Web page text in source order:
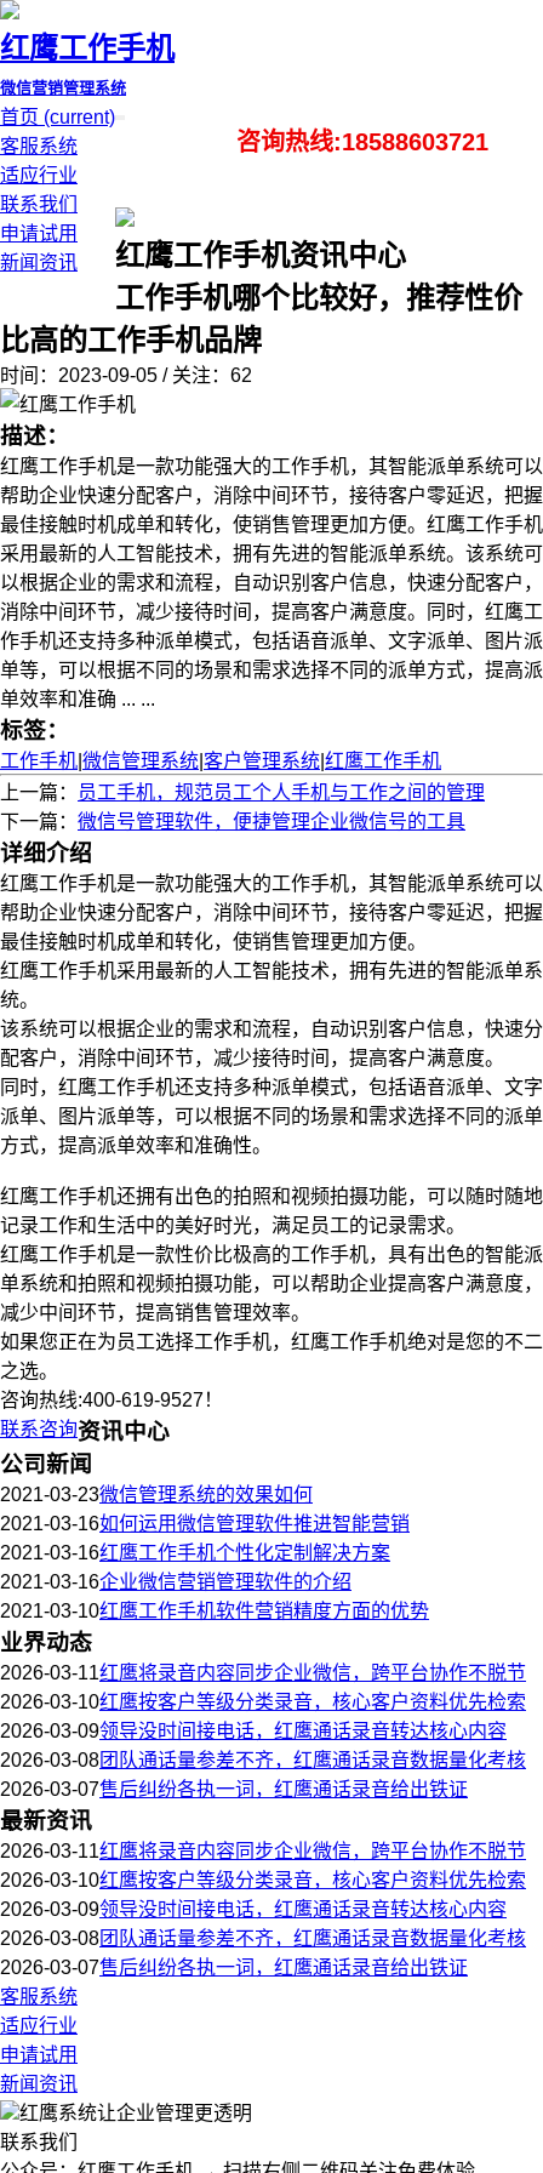
红鹰工作手机
微信营销管理系统
首页 (current)
客服系统
适应行业
联系我们
申请试用
新闻资讯
咨询热线:18588603721
红鹰工作手机资讯中心
工作手机哪个比较好，推荐性价
比高的工作手机品牌
时间：2023-09-05 / 关注：62
描述：
红鹰工作手机是一款功能强大的工作手机，其智能派单系统可以
帮助企业快速分配客户，消除中间环节，接待客户零延迟，把握
最佳接触时机成单和转化，使销售管理更加方便。红鹰工作手机
采用最新的人工智能技术，拥有先进的智能派单系统。该系统可
以根据企业的需求和流程，自动识别客户信息，快速分配客户，
消除中间环节，减少接待时间，提高客户满意度。同时，红鹰工
作手机还支持多种派单模式，包括语音派单、文字派单、图片派
单等，可以根据不同的场景和需求选择不同的派单方式，提高派
单效率和准确 ... ...
标签：
工作手机 微信管理系统 客户管理系统 红鹰工作手机
上一篇：
员工手机，规范员工个人手机与工作之间的管理
下一篇： 微信号管理软件，便捷管理企业微信号的工具
详细介绍
红鹰工作手机是一款功能强大的工作手机，其智能派单系统可以
帮助企业快速分配客户，消除中间环节，接待客户零延迟，把握
最佳接触时机成单和转化，使销售管理更加方便。
红鹰工作手机采用最新的人工智能技术，拥有先进的智能派单系
统。
该系统可以根据企业的需求和流程，自动识别客户信息，快速分
配客户，消除中间环节，减少接待时间，提高客户满意度。
同时，红鹰工作手机还支持多种派单模式，包括语音派单、文字
派单、图片派单等，可以根据不同的场景和需求选择不同的派单
方式，提高派单效率和准确性。
红鹰工作手机还拥有出色的拍照和视频拍摄功能，可以随时随地
记录工作和生活中的美好时光，满足员工的记录需求。
红鹰工作手机是一款性价比极高的工作手机，具有出色的智能派
单系统和拍照和视频拍摄功能，可以帮助企业提高客户满意度，
减少中间环节，提高销售管理效率。
如果您正在为员工选择工作手机，红鹰工作手机绝对是您的不二
之选。
咨询热线:400-619-9527！
联系咨询资讯中心
公司新闻
2021-03-23微信管理系统的效果如何
2021-03-16如何运用微信管理软件推进智能营销
2021-03-16红鹰工作手机个性化定制解决方案
2021-03-16企业微信营销管理软件的介绍
2021-03-10红鹰工作手机软件营销精度方面的优势
业界动态
2026-03-11红鹰将录音内容同步企业微信，跨平台协作不脱节
2026-03-10红鹰按客户等级分类录音，核心客户资料优先检索
2026-03-09领导没时间接电话，红鹰通话录音转达核心内容
2026-03-08团队通话量参差不齐，红鹰通话录音数据量化考核
2026-03-07售后纠纷各执一词，红鹰通话录音给出铁证
最新资讯
2026-03-11红鹰将录音内容同步企业微信，跨平台协作不脱节
2026-03-10红鹰按客户等级分类录音，核心客户资料优先检索
2026-03-09领导没时间接电话，红鹰通话录音转达核心内容
2026-03-08团队通话量参差不齐，红鹰通话录音数据量化考核
2026-03-07售后纠纷各执一词，红鹰通话录音给出铁证
客服系统
适应行业
申请试用
新闻资讯
红鹰系统让企业管理更透明
联系我们